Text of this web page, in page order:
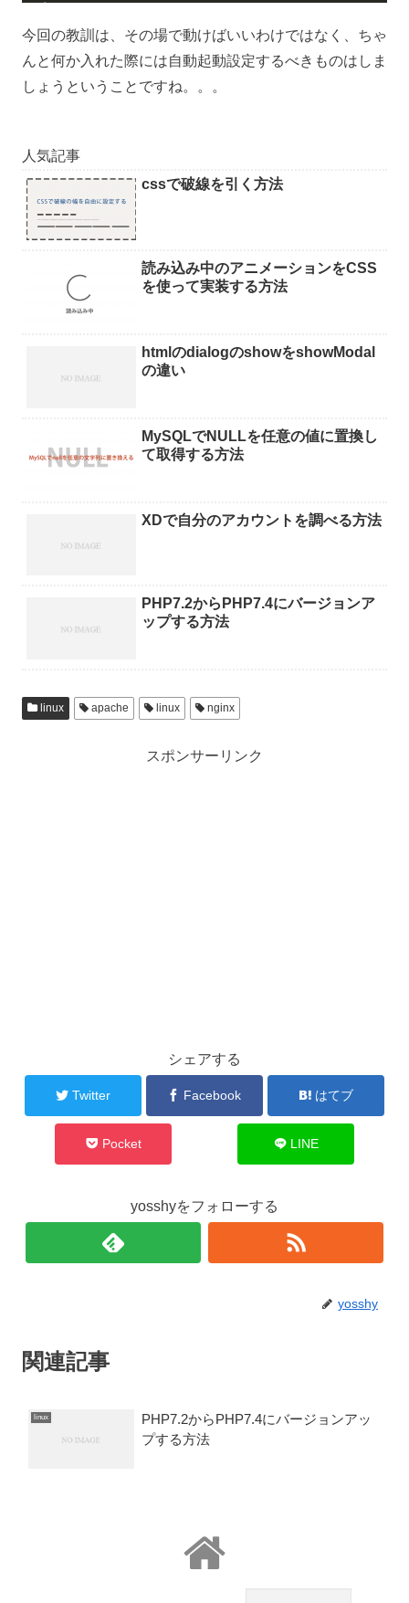
今回の教訓は、その場で動けばいいわけではなく、ちゃ
んと何か入れた際には自動起動設定するべきものはしま
しょうということですね。。。
人気記事
cssで破線を引く方法
読み込み中のアニメーションをCSS
を使って実装する方法
htmlのdialogのshowをshowModal
の違い
MySQLでNULLを任意の値に置換し
て取得する方法
XDで自分のアカウントを調べる方法
PHP7.2からPHP7.4にバージョンア
ップする方法
linux apache linux nginx
スポンサーリンク
シェアする
Twitter Facebook はてブ
Pocket LINE
yosshyをフォローする
yosshy
関連記事
linux
PHP7.2からPHP7.4にバージョンアッ
プする方法